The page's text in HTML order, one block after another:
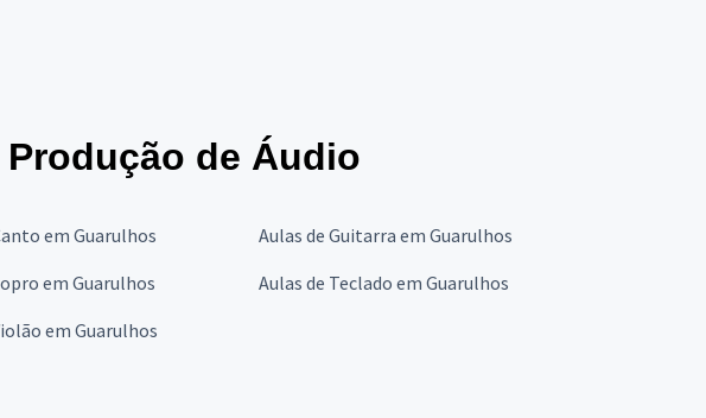
de Áudio
em Guarulhos
Aulas de Guitarra em Guarulhos
em Guarulhos
Aulas de Teclado em Guarulhos
em Guarulhos